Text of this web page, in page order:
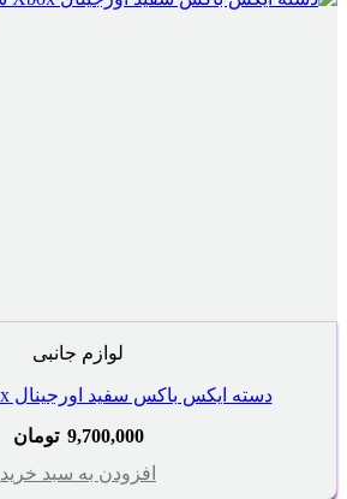
لوازم جانبی
دسته ایکس باکس سفید اورجینال Xbox سری S/X
9,700,000 تومان
افزودن به سبد خرید